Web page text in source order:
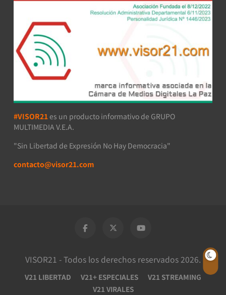
#VISOR21 es un producto informativo de GRUPO
MULTIMEDIA V.E.A.
"Sin Libertad de Expresión No Hay Democracia"
contacto@visor21.com
VISOR21 - Todos los derechos reservados 2026.
V21 LIBERTAD V21+ ESPECIALES
V21 STREAMING
V21 VIRALES